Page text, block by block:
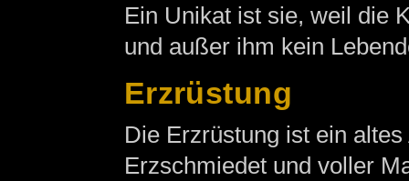
Ein Unikat ist sie, weil die
und außer ihm kein
Erzrüstung
Die Erzrüstung ist ein
Erzschmiedet und voller